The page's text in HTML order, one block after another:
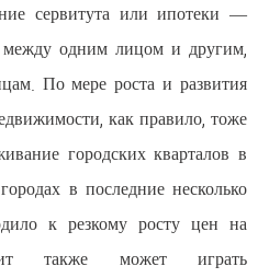
передачи её, а установление
путём простого договора
не известного третьим лицам.
окрестностей стоимость
увеличивается.
некоторых американских
десятилетий часто приводило
недвижимость. Дефицит